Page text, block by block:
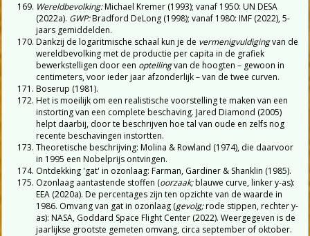
Wereldbevolking:Michael Kremer (1993); vanaf 1950: UN DESA
(2022a). GWP:Bradford DeLong (1998); vanaf 1980: IMF (2022), 5-
jaars gemiddelden.
Dankzij de logaritmische schaal kun je de vermenigvuldigingvan de
wereldbevolking met de productie per capita in de grafiek
bewerkstelligen door een optellingvan de hoogten – gewoon in
centimeters, voor ieder jaar afzonderlijk – van de twee curven.
Boserup (1981).
Het is moeilijk om een realistische voorstelling te maken van een
instorting van een complete beschaving. Jared Diamond (2005)
helpt daarbij, door te beschrijven hoe tal van oude en zelfs nog
recente beschavingen instortten.
Theoretische beschrijving: Molina & Rowland (1974), die daarvoor
in 1995 een Nobelprijs ontvingen.
Ontdekking 'gat' in ozonlaag: Farman, Gardiner & Shanklin (1985).
Ozonlaag aantastende stoffen (oorzaak;blauwe curve, linker y-as):
EEA (2020a). De percentages zijn ten opzichte van de waarde in
1986. Omvang van gat in ozonlaag (gevolg;rode stippen, rechter y-
as): NASA, Goddard Space Flight Center (2022). Weergegeven is de
jaarlijkse grootste gemeten omvang, circa september of oktober.